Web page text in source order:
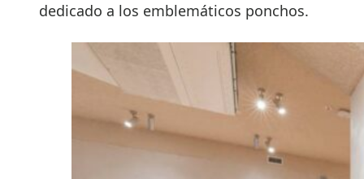
dedicado a los emblemáticos ponchos.